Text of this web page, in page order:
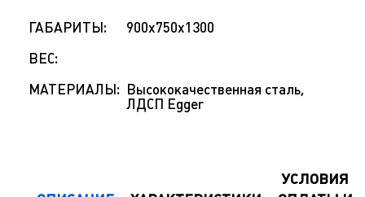
ГАБАРИТЫ:
900х750х1300
ВЕС:
МАТЕРИАЛЫ: Высококачественная сталь,
ЛДСП Egger
УСЛОВИЯ